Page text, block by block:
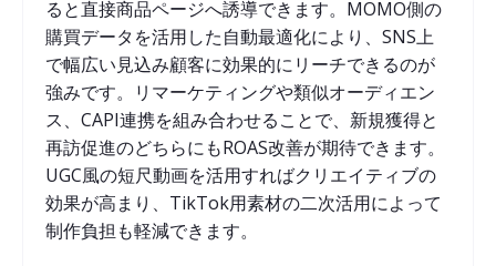
ると直接商品ページへ誘導できます。MOMO側の
購買データを活用した自動最適化により、SNS上
で幅広い見込み顧客に効果的にリーチできるのが
強みです。リマーケティングや類似オーディエン
ス、CAPI連携を組み合わせることで、新規獲得と
再訪促進のどちらにもROAS改善が期待できます。
UGC風の短尺動画を活用すればクリエイティブの
効果が高まり、TikTok用素材の二次活用によって
制作負担も軽減できます。